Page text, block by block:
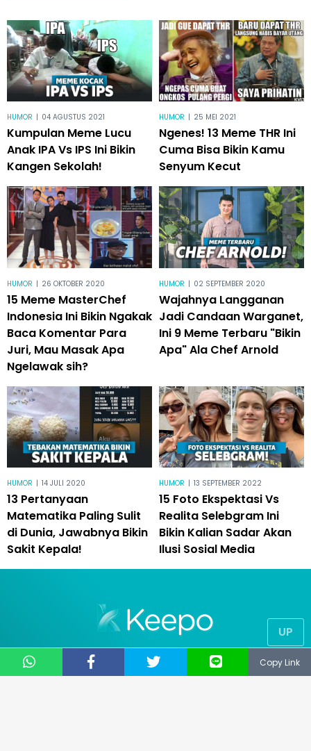
Copy Link
HUMOR | 04 AGUSTUS 2021
Kumpulan Meme Lucu
Anak IPA Vs IPS Ini Bikin
Kangen Sekolah!
HUMOR | 25 MEI 2021
Ngenes! 13 Meme THR Ini
Cuma Bisa Bikin Kamu
Senyum Kecut
HUMOR | 26 OKTOBER 2020
15 Meme MasterChef
Indonesia Ini Bikin Ngakak
Baca Komentar Para
Juri, Mau Masak Apa
Ngelawak sih?
HUMOR | 02 SEPTEMBER 2020
Wajahnya Langganan
Jadi Candaan Warganet,
Ini 9 Meme Terbaru "Bikin
Apa" Ala Chef Arnold
HUMOR | 14 JULI 2020
13 Pertanyaan
Matematika Paling Sulit
di Dunia, Jawabnya Bikin
Sakit Kepala!
HUMOR | 13 SEPTEMBER 2022
15 Foto Ekspektasi Vs
Realita Selebgram Ini
Bikin Kalian Sadar Akan
Ilusi Sosial Media
UP
© 2019NUSANTARA TECHNOLOGY
® All Right Reserved